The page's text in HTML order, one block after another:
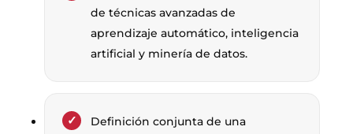
de técnicas avanzadas de
aprendizaje automático, inteligencia
artificial y minería de datos.
Definición conjunta de una